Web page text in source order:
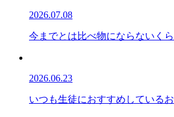
2026.07.08
今までとは比べ物にならないく
2026.06.23
いつも生徒におすすめしている